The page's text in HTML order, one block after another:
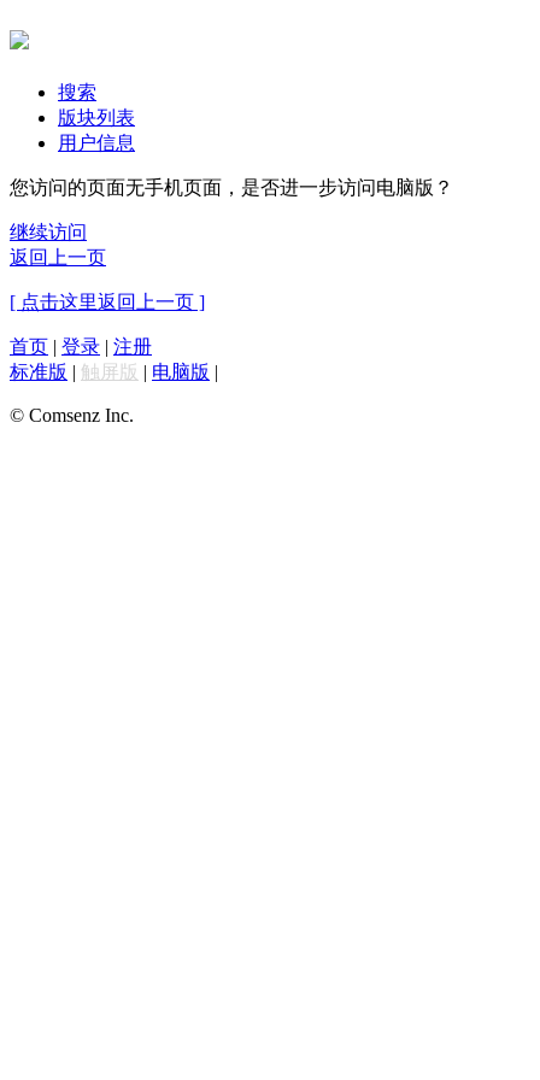
搜索
版块列表
用户信息
您访问的页面无手机页面，是否进一步访问电脑版？
继续访问
返回上一页
[ 点击这里返回上一页 ]
首页 | 登录 | 注册
标准版 | 触屏版 | 电脑版 |
© Comsenz Inc.